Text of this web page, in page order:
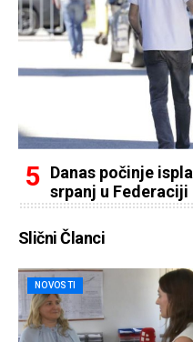
Danas počinje
srpanj u Federaciji
Slični Članci
NOVOSTI